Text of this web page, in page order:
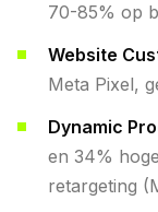
70-85% op
Website
Meta Pixel,
Dynamic
en 34%
retargeting